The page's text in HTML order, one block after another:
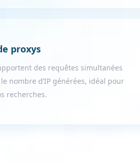
proxys
des requêtes simultanées
nombre d’IP générées, idéal pour
recherches.